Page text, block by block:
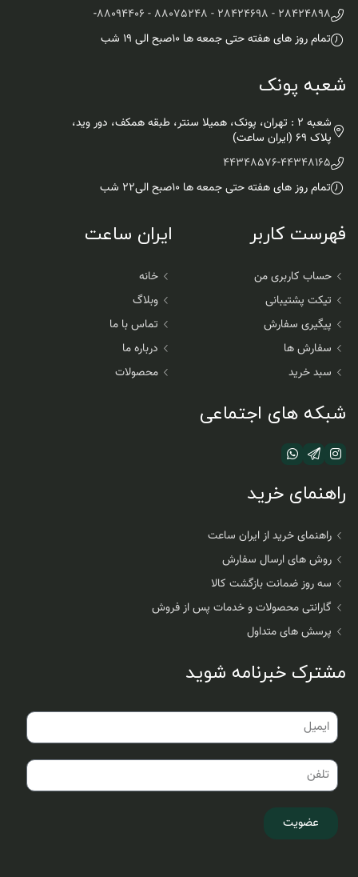
28424898 - 28424698 - 88075248 - 88094406
-
تمام روز های هفته حتی جمعه ها ۱۰صبح الی ۱۹ شب
شعبه پونک
شعبه 2 : تهران، پونک، همیلا سنتر، طبقه همکف، دور وید،
پلاک 69 (ایران ساعت)
44348165
-
44348576
تمام روز های هفته حتی جمعه ها ۱۰صبح الی۲۲ شب
فهرست کاربر
حساب کاربری من
تیکت پشتیبانی
پیگیری سفارش
سفارش ها
سبد خرید
شبکه های اجتماعی
ایران ساعت
خانه
وبلاگ
تماس با ما
درباره ما
محصولات
راهنمای خرید
راهنمای خرید از ایران ساعت
روش های ارسال سفارش
سه روز ضمانت بازگشت کالا
گارانتی محصولات و خدمات پس از فروش
پرسش های متداول
مشترک خبرنامه شوید
عضویت